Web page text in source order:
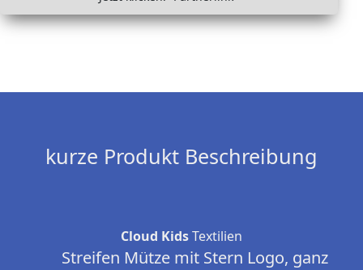
kurze Produkt Beschreibung
Cloud KidsTextilien
Streifen Mütze mit Stern Logo, ganz